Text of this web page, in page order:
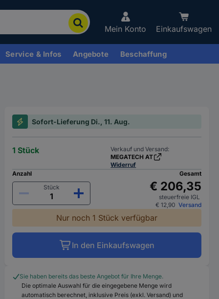
Mein Konto Einkaufswagen
Service & Infos Angebote Beschaffung
Sofort-Lieferung Di., 11. Aug.
1 Stück
Verkauf und Versand:
MEGATECH AT
Widerruf
Anzahl
Stück
Gesamt
€ 206,35
steuerfreie IGL
€ 12,90 Versand
Nur noch 1 Stück verfügbar
In den Einkaufswagen
Sie haben bereits das beste Angebot für Ihre Menge.
Die optimale Auswahl für die eingegebene Menge wird
automatisch berechnet, inklusive Preis (exkl. Versand) und